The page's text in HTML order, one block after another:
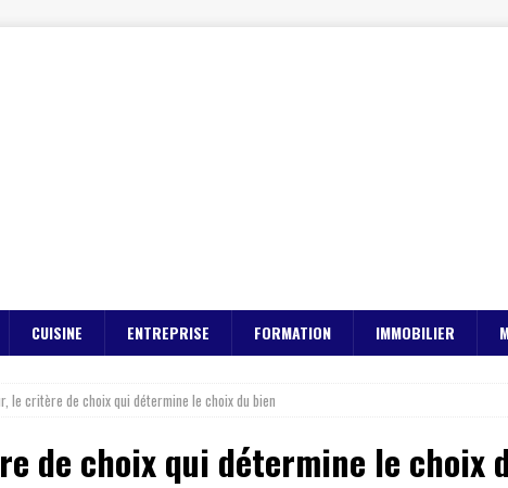
CUISINE ENTREPRISE FORMATION IMMOBILIER
le critère de choix qui détermine le choix du bien
de choix qui détermine le choix